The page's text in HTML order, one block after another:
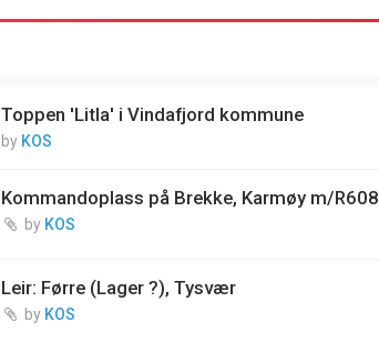
Toppen 'Litla' i Vindafjord kommune
by KOS
Kommandoplass på Brekke, Karmøy m/R608
by KOS
Leir: Førre (Lager ?), Tysvær
by KOS